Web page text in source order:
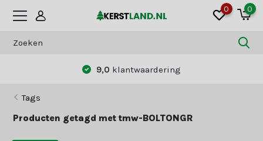
0 0
9,0 klantwaardering
Tags
Producten getagd met tmw-BOLTONGR